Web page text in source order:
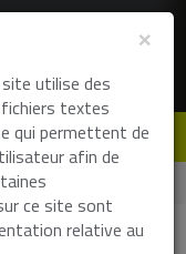
de en fr
nl
×
utilise des
textes
qui permettent de
afin de
ce site sont
relative au